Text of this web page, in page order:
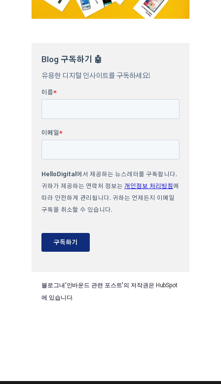
블로그내'인바운드 관련 포스트'의 저작권은 HubSpot
에 있습니다.